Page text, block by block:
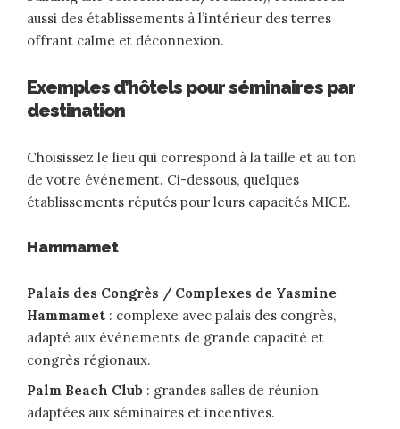
aussi des établissements à l’intérieur des terres
offrant calme et déconnexion.
Exemples d’hôtels pour séminaires par
destination
Choisissez le lieu qui correspond à la taille et au ton
de votre événement. Ci-dessous, quelques
établissements réputés pour leurs capacités MICE.
Hammamet
Palais des Congrès / Complexes de Yasmine
Hammamet : complexe avec palais des congrès,
adapté aux événements de grande capacité et
congrès régionaux.
Palm Beach Club : grandes salles de réunion
adaptées aux séminaires et incentives.